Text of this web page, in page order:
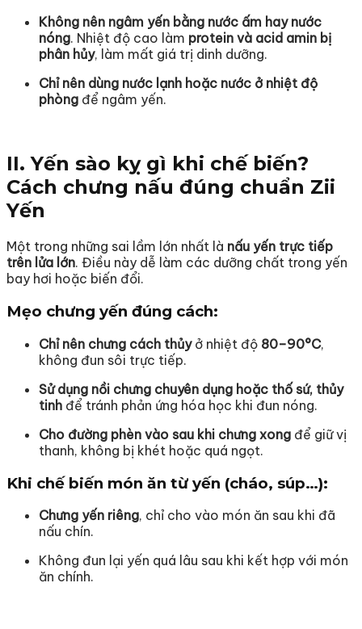
Không nên ngâm yến bằng nước ấm hay nước
nóng. Nhiệt độ cao làm protein và acid amin bị
phân hủy, làm mất giá trị dinh dưỡng.
Chỉ nên dùng nước lạnh hoặc nước ở nhiệt độ
phòng để ngâm yến.
II. Yến sào kỵ gì khi chế biến?
Cách chưng nấu đúng chuẩn Zii
Yến
Một trong những sai lầm lớn nhất là nấu yến trực tiếp
trên lửa lớn. Điều này dễ làm các dưỡng chất trong yến
bay hơi hoặc biến đổi.
Mẹo chưng yến đúng cách:
Chỉ nên chưng cách thủyở nhiệt độ 80–90°C,
không đun sôi trực tiếp.
Sử dụng nồi chưng chuyên dụng hoặc thố sứ, thủy
tinh để tránh phản ứng hóa học khi đun nóng.
Cho đường phèn vào sau khi chưng xong để giữ vị
thanh, không bị khét hoặc quá ngọt.
Khi chế biến món ăn từ yến (cháo, súp…):
Chưng yến riêng, chỉ cho vào món ăn sau khi đã
nấu chín.
Không đun lại yến quá lâu sau khi kết hợp với món
ăn chính.